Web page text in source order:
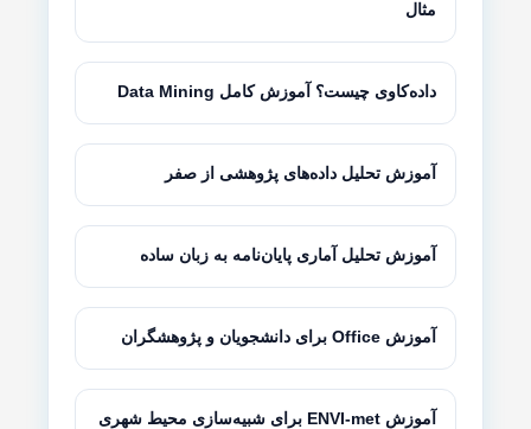
مثال
داده‌کاوی چیست؟ آموزش کامل Data Mining
آموزش تحلیل داده‌های پژوهشی از صفر
آموزش تحلیل آماری پایان‌نامه به زبان ساده
آموزش Office برای دانشجویان و پژوهشگران
آموزش ENVI-met برای شبیه‌سازی محیط شهری